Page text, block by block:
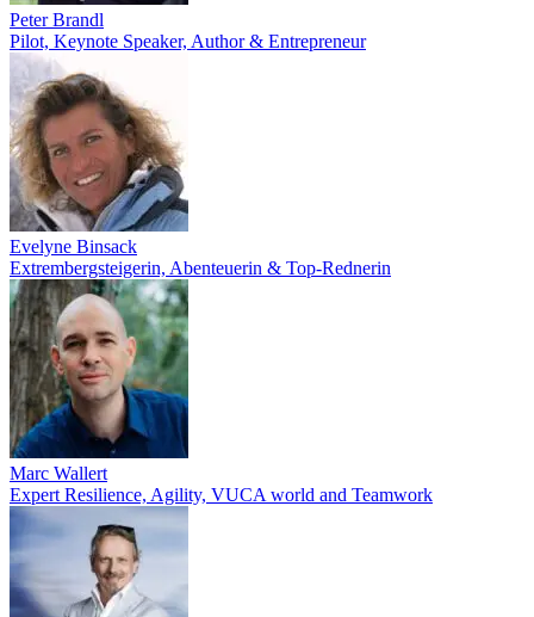
Peter Brandl
Pilot, Keynote Speaker, Author & Entrepreneur
Evelyne Binsack
Extrembergsteigerin, Abenteuerin & Top-Rednerin
Marc Wallert
Expert Resilience, Agility, VUCA world and Teamwork